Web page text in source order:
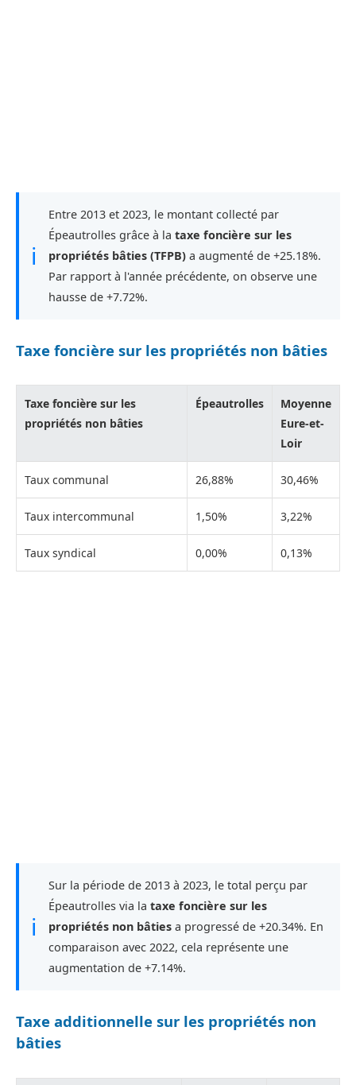
ℹ
Entre 2013 et 2023, le montant collecté par
Épeautrolles grâce à la taxe foncière sur les
propriétés bâties (TFPB) a augmenté de +25.18%.
Par rapport à l'année précédente, on observe une
hausse de +7.72%.
Taxe foncière sur les propriétés non bâties
Taxe foncière sur les
propriétés non bâties
Épeautrolles
Moyenne
Eure-et-
Loir
Taux communal 26,88% 30,46%
Taux intercommunal 1,50% 3,22%
Taux syndical 0,00% 0,13%
ℹ
Sur la période de 2013 à 2023, le total perçu par
Épeautrolles via la taxe foncière sur les
propriétés non bâties a progressé de +20.34%. En
comparaison avec 2022, cela représente une
augmentation de +7.14%.
Taxe additionnelle sur les propriétés non
bâties